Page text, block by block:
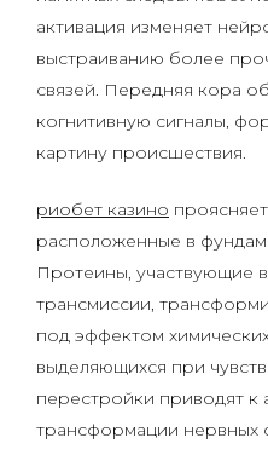
активация изменяет
выстраиванию более
связей. Передняя кора
когнитивную сигналы,
картину происшествия.
риобет казино
расположенные в
Протеины, участвующие
трансмиссии,
под эффектом
выделяющихся при
перестройки приводят к
трансформации нервных